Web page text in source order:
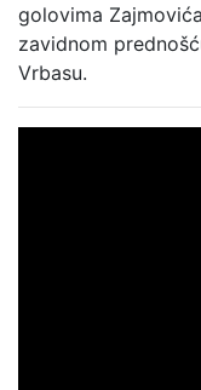
golovima
zavidnom
Vrbasu.